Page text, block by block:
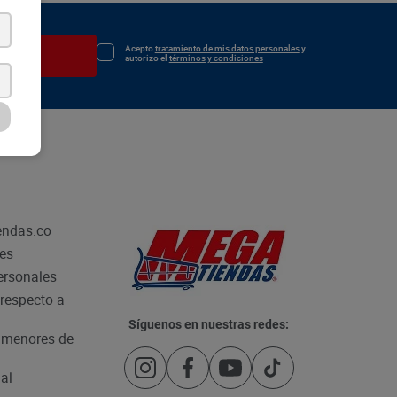
Aceptotratamiento de mis datos personalesy
autorizo el términos y condiciones
a
de
Síguenos en nuestras redes: